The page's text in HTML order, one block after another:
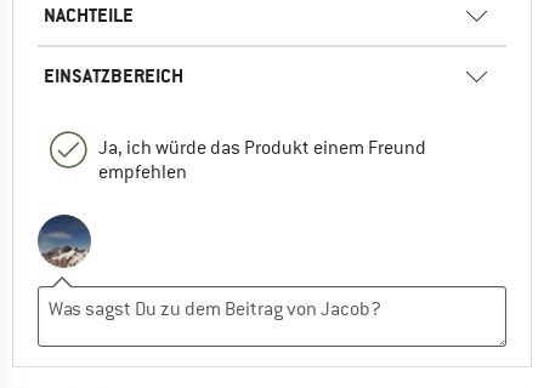
NACHTEILE
EINSATZBEREICH
Ja, ich würde das Produkt einem Freund
empfehlen